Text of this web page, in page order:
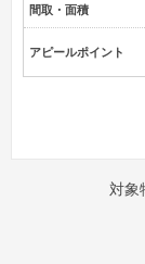
間取・面積
アピールポイント
対象